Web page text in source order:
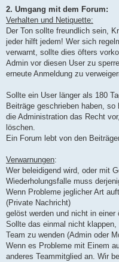
2. Umgang mit dem Forum:
Verhalten und Netiquette:
Der Ton sollte freundlich sein,
jeder hilft jedem! Wer sich
verwarnt, sollte dies öfters
Admin vor diesen User zu
erneute Anmeldung zu
Sollte ein User länger als 180
Beiträge geschrieben haben, so
die Administration das Recht
löschen.
Ein Forum lebt von den
Verwarnungen:
Wer beleidigend wird, oder mit
Wiederholungsfalle muss
Wenn Probleme jeglicher Art
(Private Nachricht)
gelöst werden und nicht in
Sollte das einmal nicht
Team zu wenden (Admin oder
Wenn es Probleme mit Einem
anderes Teammitglied an. Wir